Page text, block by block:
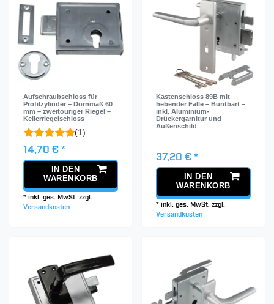
Aufschraubschloss für
Profilzylinder – Dornmaß 60
mm – zweitouriger Riegel –
Kellerriegelschloss
(1)
14,70 € *
IN DEN
WARENKORB
*inkl. ges. MwSt. zzgl.
Versandkosten
Kastenschloss 89B mit
hebender Falle – Buntbart –
inkl. Aluminium-
Drückergarnitur und
Außenschild
37,20 € *
IN DEN
WARENKORB
*inkl. ges. MwSt. zzgl.
Versandkosten